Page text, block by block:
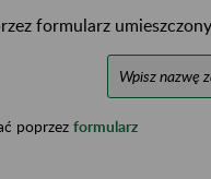
formularz
poprzez formularz